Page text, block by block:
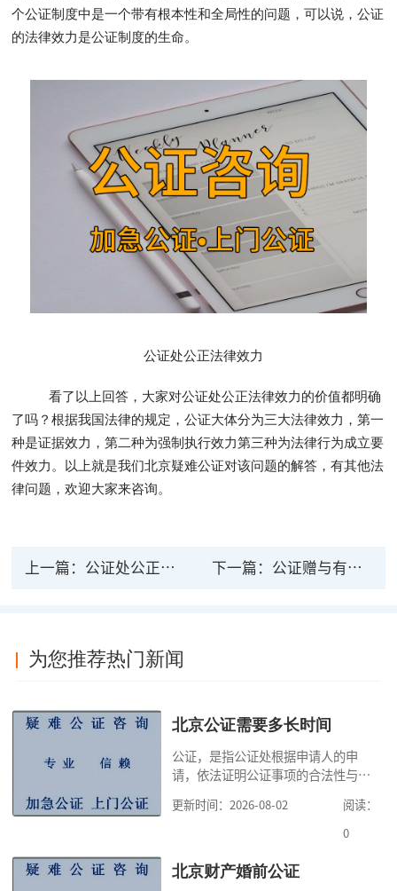
个公证制度中是一个带有根本性和全局性的问题，可以说，公证
的法律效力是公证制度的生命。
公证处公正法律效力
看了以上回答，大家对公证处公正法律效力的价值都明确
了吗？根据我国法律的规定，公证大体分为三大法律效力，第一
种是证据效力，第二种为强制执行效力第三种为法律行为成立要
件效力。以上就是我们北京疑难公证对该问题的解答，有其他法
律问题，欢迎大家来咨询。
上一篇： 公证处公正的离婚协议有法律效吗 下一篇： 公证赠与有法律效力吗？
为您推荐热门新闻
北京公证需要多长时间
公证，是指公证处根据申请人的申
请，依法证明公证事项的合法性与真
高公证事项的效力，固定证据，但是
很多人不知道在北京办理公证需要多
家，办理公证的时候除了需要按照公
更新时间：2026-08-02
阅读：
0
北京财产婚前公证